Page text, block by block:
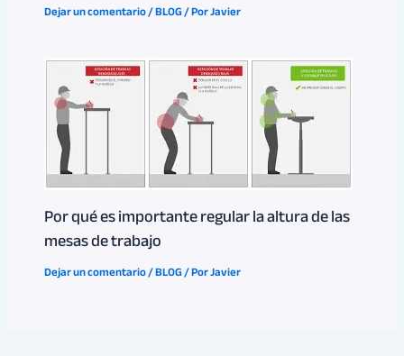
Dejar un comentario/BLOG/ PorJavier
Por qué es importante regular la altura de las
mesas de trabajo
Dejar un comentario/BLOG/ PorJavier